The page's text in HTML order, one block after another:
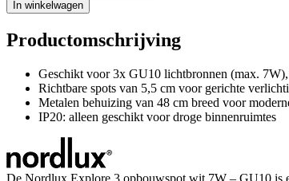
In winkelwagen
Productomschrijving
Geschikt voor 3x GU10 lichtbronnen (max. 7W),
Richtbare spots van 5,5 cm voor gerichte
Metalen behuizing van 48 cm breed voor
IP20: alleen geschikt voor droge binnenruimtes
De Nordlux Explore 3 opbouwspot wit 7W – GU10 is